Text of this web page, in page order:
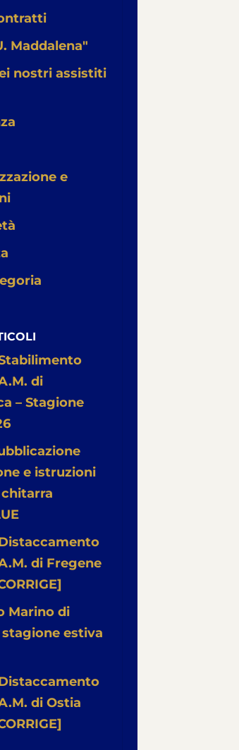
Maddalena"
nostri assistiti
e
di
– Stagione
e istruzioni
di Fregene
Marino di
estiva
di Ostia